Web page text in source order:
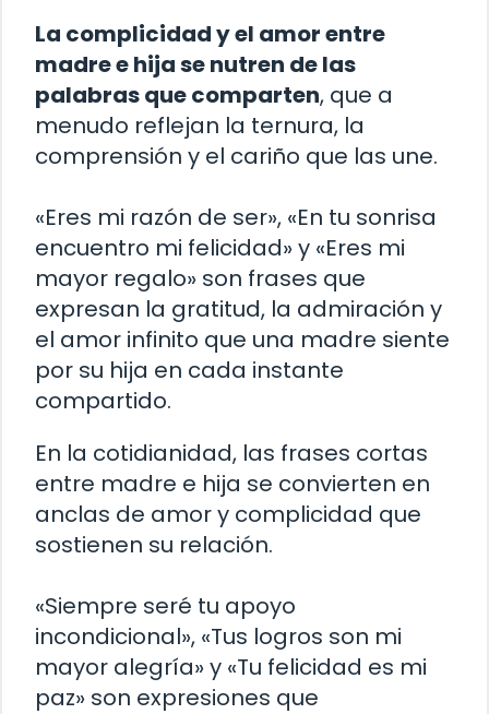
La complicidad y el amor entre
madre e hija se nutren de las
palabras que comparten, que a
menudo reflejan la ternura, la
comprensión y el cariño que las une.
«Eres mi razón de ser», «En tu sonrisa
encuentro mi felicidad» y «Eres mi
mayor regalo» son frases que
expresan la gratitud, la admiración y
el amor infinito que una madre siente
por su hija en cada instante
compartido.
En la cotidianidad, las frases cortas
entre madre e hija se convierten en
anclas de amor y complicidad que
sostienen su relación.
«Siempre seré tu apoyo
incondicional», «Tus logros son mi
mayor alegría» y «Tu felicidad es mi
paz» son expresiones que